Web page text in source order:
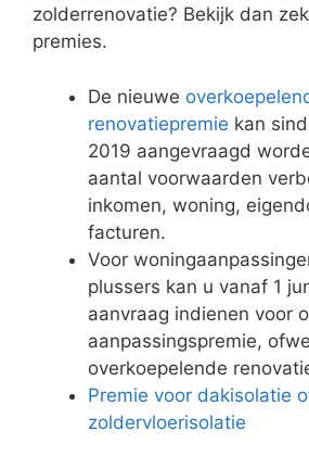
zolderrenovatie? Bekijk dan
premies.
De nieuwe
renovatiepremie kan
2019 aangevraagd
aantal voorwaarden
inkomen, woning,
facturen.
Voor
plussers kan u vanaf 1
aanvraag indienen voor
aanpassingspremie,
overkoepelende
Premie voor dakisolatie
zoldervloerisolatie